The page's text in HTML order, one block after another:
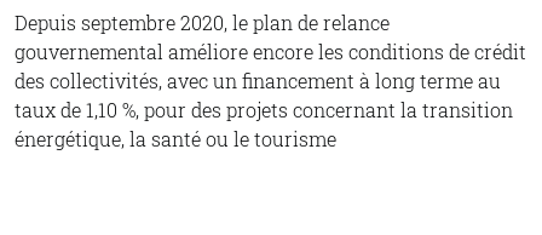
Depuis septembre 2020, le plan de relance
gouvernemental améliore encore les conditions de crédit
des collectivités, avec un financement à long terme au
taux de 1,10 %, pour des projets concernant la transition
énergétique, la santé ou le tourisme